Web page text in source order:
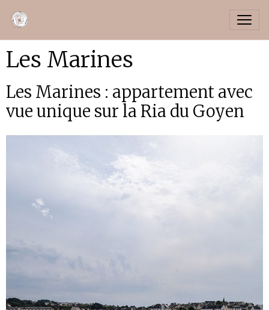
Les Marines
Les Marines : appartement avec
vue unique sur la Ria du Goyen